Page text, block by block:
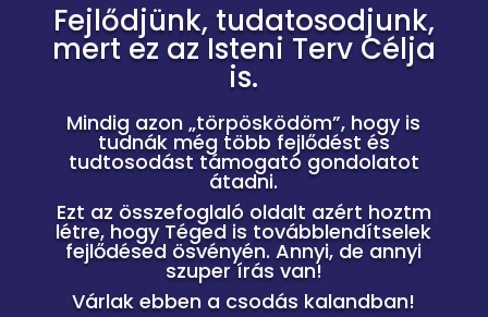
Fejlődjünk, tudatosodjunk,
mert ez az Isteni Terv Célja
is.
Mindig azon „törpösködöm”, hogy is
tudnák még több fejlődést és
tudtosodást támogató gondolatot
átadni.
Ezt az összefoglaló oldalt azért hoztm
létre, hogy Téged is továbblendítselek
fejlődésed ösvényén. Annyi, de annyi
szuper írás van!
Várlak ebben a csodás kalandban!